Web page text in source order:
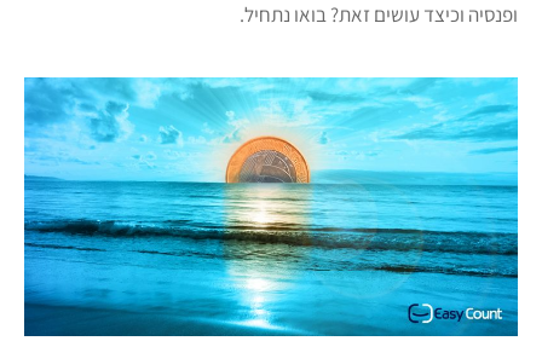
ופנסיה וכיצד עושים זאת? בואו נתחיל.